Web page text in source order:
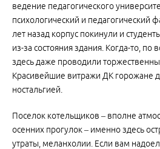
ведение педагогического
психологический и педагогический
лет назад корпус покинули и
из-за состояния здания. Когда-то, по
здесь даже проводили
Красивейшие витражи ДК горожане
ностальгией.
Поселок котельщиков – вполне
осенних прогулок – именно здесь
утраты, меланхолии. Если вам